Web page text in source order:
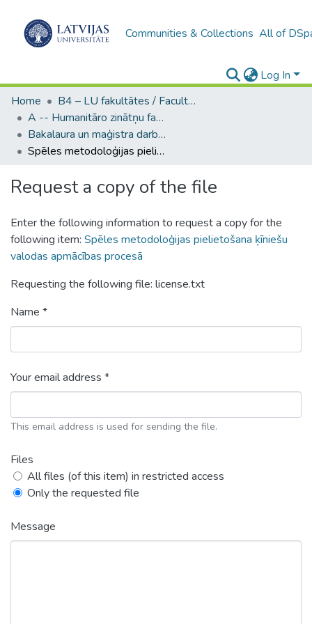
Communities & Collections All of
Log In
Home
B4 – LU fakultātes / Faculties of the UL
A -- Humanitāro zinātņu fakultāte / Faculty of Humanities
Bakalaura un maģistra darbi (HZF) / Bachelor's and Master's theses
Spēles metodoloģijas pielietošana ķīniešu valodas apmācības procesā
Request a copy of the file
Enter the following information to request a copy for the
following item: Spēles metodoloģijas pielietošana ķīniešu
valodas apmācības procesā
Requesting the following file: license.txt
Name *
Your email address *
This email address is used for sending the file.
Files
All files (of this item) in restricted access
Only the requested file
Message